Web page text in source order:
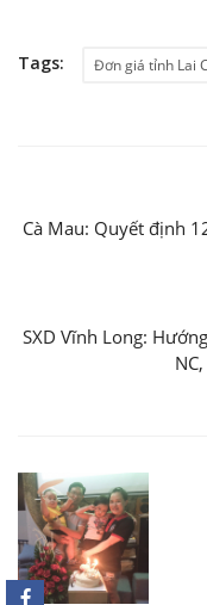
Tags: Đơn giá tỉnh Lai
Cà Mau: Quyết định
SXD Vĩnh Long: